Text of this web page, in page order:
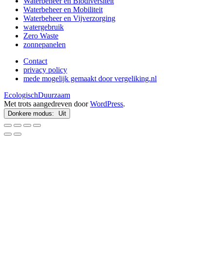
Waterbeheer en Mobiliteit
Waterbeheer en Vijverzorging
watergebruik
Zero Waste
zonnepanelen
Contact
privacy policy
mede mogelijk gemaakt door vergeliking.nl
EcologischDuurzaam
Met trots aangedreven doorWordPress.
Donkere modus: